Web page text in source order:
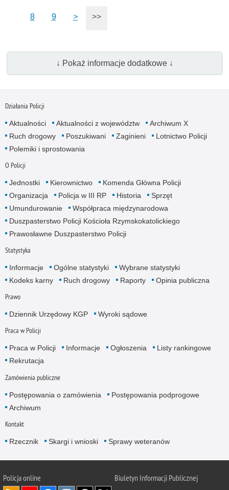
8 9 > >>
↓ Pokaż informacje dodatkowe ↓
Działania Policji
Aktualności Aktualności z województw
Archiwum X
Ruch drogowy
Poszukiwani Zaginieni
Lotnictwo Policji
Polemiki i sprostowania
O Policji
Jednostki Kierownictwo
Komenda Główna Policji
Organizacja
Policja w III RP Historia
Sprzęt
Umundurowanie
Współpraca międzynarodowa
Duszpasterstwo Policji Kościoła Rzymskokatolickiego
Prawosławne Duszpasterstwo Policji
Statystyka
Informacje Ogólne statystyki
Wybrane statystyki
Kodeks karny
Ruch drogowy Raporty Opinia publiczna
Prawo
Dziennik Urzędowy KGP Wyroki sądowe
Praca w Policji
Praca w Policji Informacje Ogłoszenia
Listy rankingowe
Rekrutacja
Zamówienia publiczne
Postępowania o zamówienia
Postępowania podprogowe
Archiwum
Kontakt
Rzecznik Skargi i wnioski Sprawy weteranów
Policjaonline Biuletyn Informacji Publicznej